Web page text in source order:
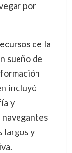
por
de la
sueño de
incluyó
y
largos y